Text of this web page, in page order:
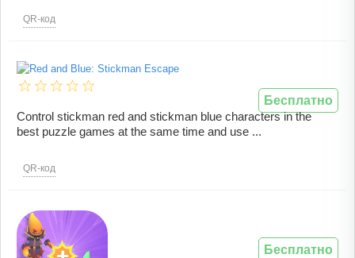
QR-код
Control stickman red and stickman blue characters in the
best puzzle games at the same time and use ...
QR-код
Бесплатно
Бесплатно